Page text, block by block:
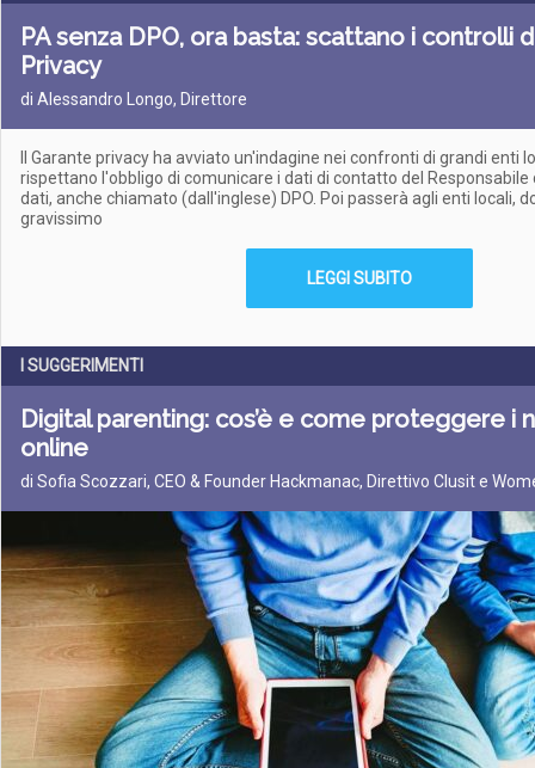
PA senza DPO, ora basta: scattano i controlli
Privacy
di Alessandro Longo, Direttore
Il Garante privacy ha avviato un'indagine nei confronti di grandi enti
rispettano l'obbligo di comunicare i dati di contatto del
dati, anche chiamato (dall'inglese) DPO. Poi passerà agli enti locali,
gravissimo
LEGGI SUBITO
I SUGGERIMENTI
Digital parenting: cos’è e come proteggere i
online
di Sofia Scozzari, CEO & Founder Hackmanac, Direttivo Clusit e